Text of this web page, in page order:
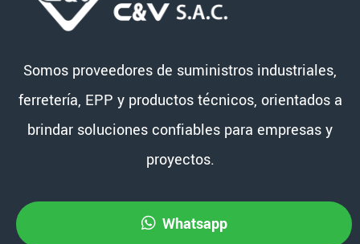
Somos proveedores de suministros industriales,
ferretería, EPP y productos técnicos, orientados a
brindar soluciones confiables para empresas y
proyectos.
Whatsapp